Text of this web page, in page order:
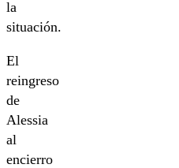
la
situación.
El
reingreso
de
Alessia
al
encierro